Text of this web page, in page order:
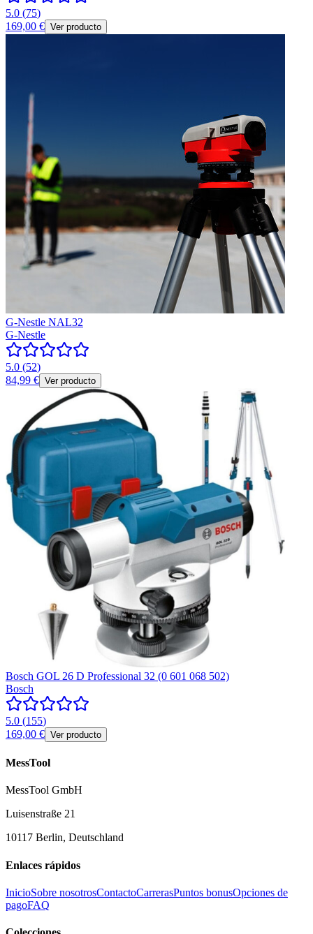
5.0 (75)
169,00 € Ver producto
G-Nestle NAL32
G-Nestle
5.0 (52)
84,99 € Ver producto
Bosch GOL 26 D Professional 32 (0 601 068 502)
Bosch
5.0 (155)
169,00 € Ver producto
MessTool
MessTool GmbH
Luisenstraße 21
10117 Berlin, Deutschland
Enlaces rápidos
InicioSobre nosotrosContactoCarrerasPuntos bonusOpciones de
pagoFAQ